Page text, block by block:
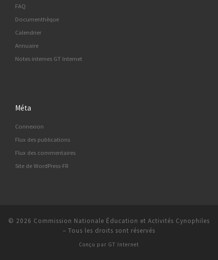
FAQ
Documenthèque
Calendrier
Annuaire
Notes internes GT Internet
Méta
Connexion
Flux des publications
Flux des commentaires
Site de WordPress-FR
© 2026 Commission Nationale Éducation et Activités Cynophiles
– Tous les droits sont réservés
Conçu par GT Internet